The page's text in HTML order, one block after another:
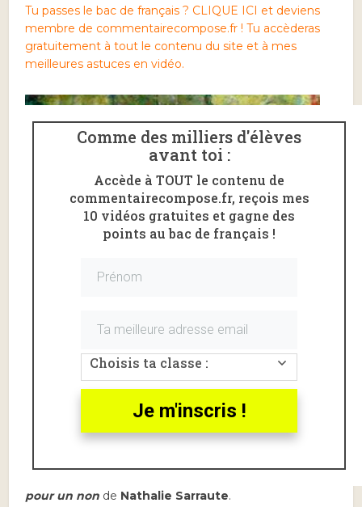
Tu passes le bac de français ? CLIQUE ICI et deviens
membre de commentairecompose.fr ! Tu accèderas
gratuitement à tout le contenu du site et à mes
meilleures astuces en vidéo.
pour un non de Nathalie Sarraute.
Comme des milliers d'élèves
avant toi :
Accède à TOUT le contenu de
commentairecompose.fr, reçois mes
10 vidéos gratuites et gagne des
points au bac de français !
Choisis ta classe :
Je m'inscris !